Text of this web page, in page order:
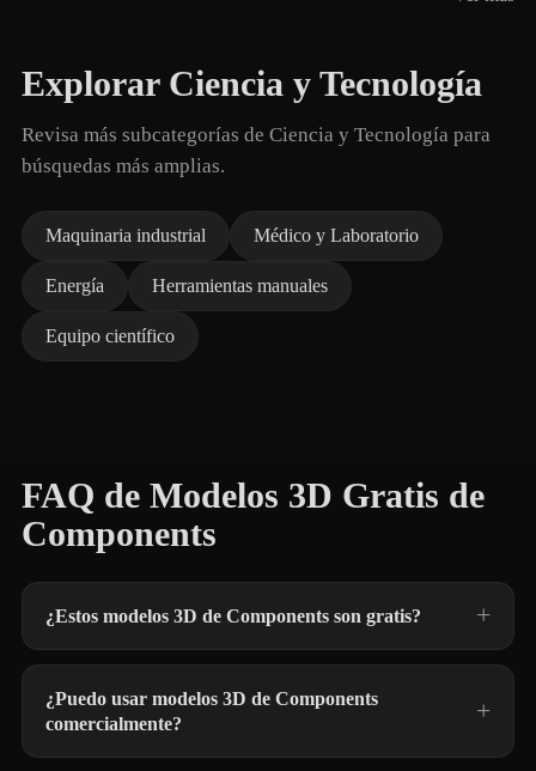
Explorar Ciencia y Tecnología
Revisa más subcategorías de Ciencia y Tecnología para
búsquedas más amplias.
Maquinaria industrial Médico y Laboratorio
Energía Herramientas manuales
Equipo científico
FAQ de Modelos 3D Gratis de
Components
¿Estos modelos 3D de Components son gratis?
¿Puedo usar modelos 3D de Components
comercialmente?